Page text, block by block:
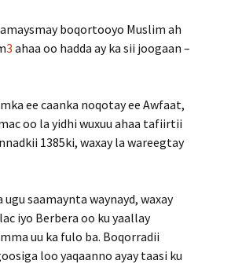
boqortooyo Muslim ah
3 ahaa oo hadda ay ka sii joogaan –
ee caanka noqotay ee Awfaat,
oo la yidhi wuxuu ahaa tafiirtii
1385ki, waxay la wareegtay
saamaynta waynayd, waxay
iyo Berbera oo ku yaallay
uu ka fulo ba. Boqorradii
loo yaqaanno ayay taasi ku